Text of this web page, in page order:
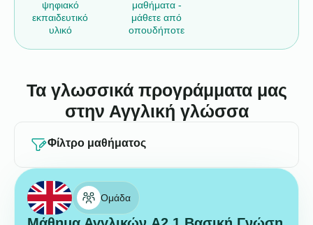
Τα γλωσσικά προγράμματα μας
στην Αγγλική γλώσσα
ψηφιακό
εκπαιδευτικό
υλικό
μαθήματα -
μάθετε από
οπουδήποτε
Φίλτρο μαθήματος
Ομάδα